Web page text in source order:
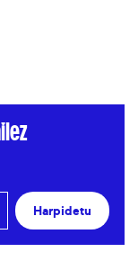
Harpidetu